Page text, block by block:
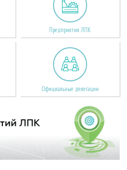
Предприятия ЛПК
Официальные делегации